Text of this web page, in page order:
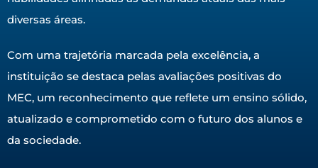
diversas áreas.
Com uma trajetória marcada pela excelência, a
instituição se destaca pelas avaliações positivas do
MEC, um reconhecimento que reflete um ensino sólido,
atualizado e comprometido com o futuro dos alunos e
da sociedade.